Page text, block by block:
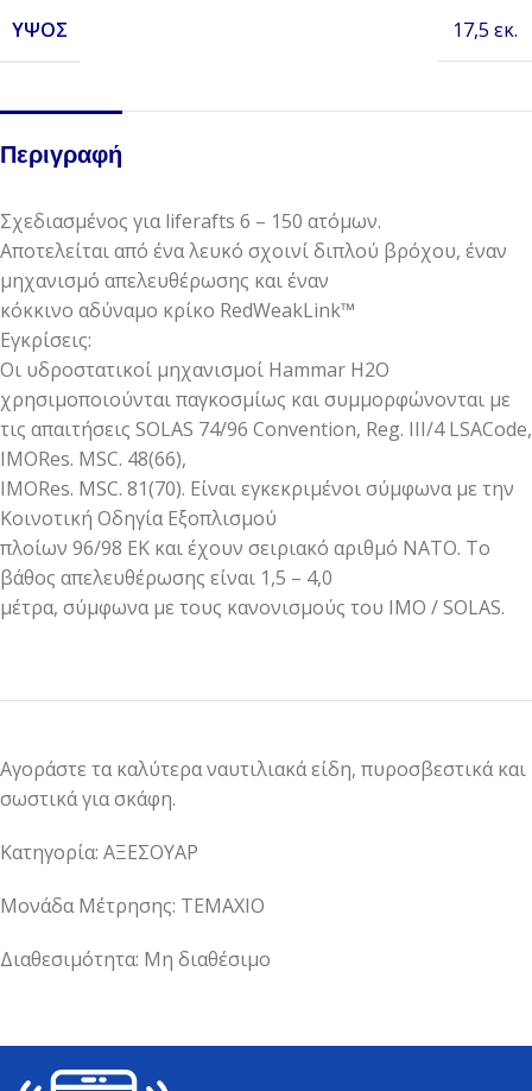
ΎΨΟΣ 17,5 εκ.
Περιγραφή
Σχεδιασμένος για liferafts 6 – 150 ατόμων.
Αποτελείται από ένα λευκό σχοινί διπλού βρόχου, έναν
μηχανισμό απελευθέρωσης και έναν
κόκκινο αδύναμο κρίκο RedWeakLink™
Εγκρίσεις:
Οι υδροστατικοί μηχανισμοί Hammar H2O
χρησιμοποιούνται παγκοσμίως και συμμορφώνονται με
τις απαιτήσεις SOLAS 74/96 Convention, Reg. III/4 LSACode,
ΙMORes. MSC. 48(66),
IMORes. MSC. 81(70). Είναι εγκεκριμένοι σύμφωνα με την
Κοινοτική Οδηγία Εξοπλισμού
πλοίων 96/98 ΕΚ και έχουν σειριακό αριθμό ΝΑΤΟ. Το
βάθος απελευθέρωσης είναι 1,5 – 4,0
μέτρα, σύμφωνα με τους κανονισμούς του IMO / SOLAS.
Αγοράστε τα καλύτερα ναυτιλιακά είδη, πυροσβεστικά και
σωστικά για σκάφη.
Κατηγορία: ΑΞΕΣΟΥΑΡ
Μονάδα Μέτρησης: ΤΕΜΑΧΙΟ
Διαθεσιμότητα: Μη διαθέσιμο